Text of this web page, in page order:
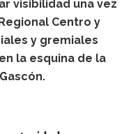
visibilidad una vez
Centro y
y gremiales
la esquina de la